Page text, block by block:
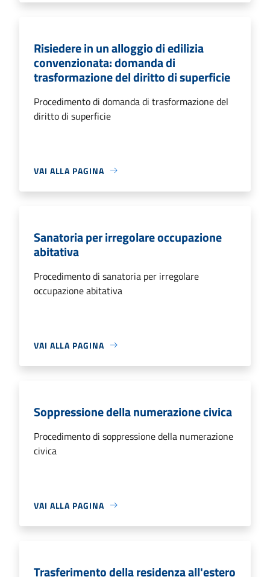
Risiedere in un alloggio di edilizia
convenzionata: domanda di
trasformazione del diritto di superficie
Procedimento di domanda di trasformazione del
diritto di superficie
VAI ALLA PAGINA
Sanatoria per irregolare occupazione
abitativa
Procedimento di sanatoria per irregolare
occupazione abitativa
VAI ALLA PAGINA
Soppressione della numerazione civica
Procedimento di soppressione della numerazione
civica
VAI ALLA PAGINA
Trasferimento della residenza all'estero